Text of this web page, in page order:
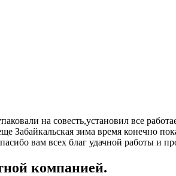
на совесть,установил все
Забайкальская зима время конечно
вам всех благ удачной работы и
компанией.